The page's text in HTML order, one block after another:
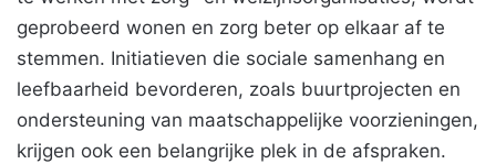
geprobeerd wonen en zorg beter op elkaar af te
stemmen. Initiatieven die sociale samenhang en
leefbaarheid bevorderen, zoals buurtprojecten en
ondersteuning van maatschappelijke voorzieningen,
krijgen ook een belangrijke plek in de afspraken.